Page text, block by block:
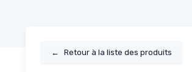
← Retour à la liste des produits